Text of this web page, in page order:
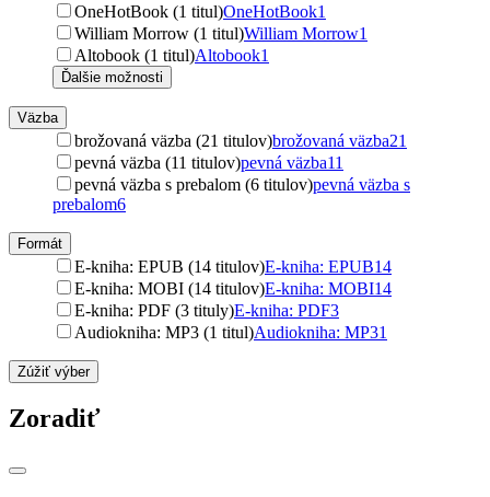
OneHotBook (1 titul)OneHotBook1
William Morrow (1 titul)William Morrow1
Altobook (1 titul)Altobook1
Ďalšie možnosti
Väzba
brožovaná väzba (21 titulov)brožovaná väzba21
pevná väzba (11 titulov)pevná väzba11
pevná väzba s prebalom (6 titulov)pevná väzba s
prebalom6
Formát
E-kniha: EPUB (14 titulov)E-kniha: EPUB14
E-kniha: MOBI (14 titulov)E-kniha: MOBI14
E-kniha: PDF (3 tituly)E-kniha: PDF3
Audiokniha: MP3 (1 titul)Audiokniha: MP31
Zúžiť výber
Zoradiť